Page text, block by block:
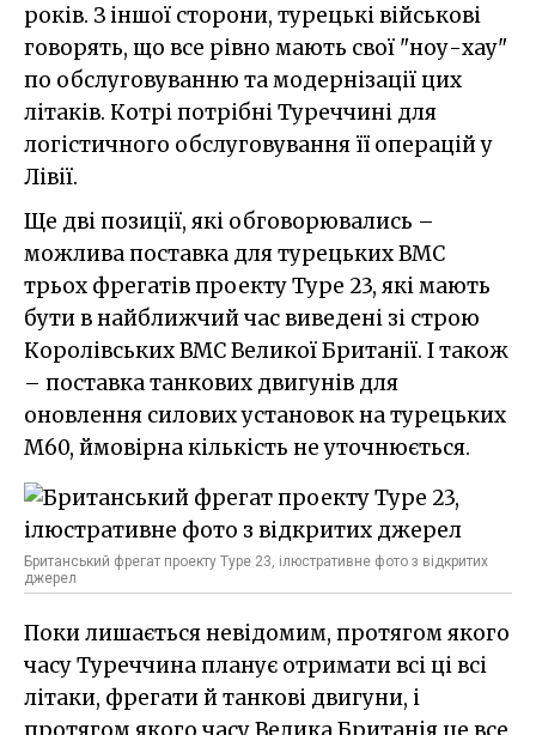
років. З іншої сторони, турецькі військові
говорять, що все рівно мають свої "ноу-хау"
по обслуговуванню та модернізації цих
літаків. Котрі потрібні Туреччині для
логістичного обслуговування її операцій у
Лівії.
Ще дві позиції, які обговорювались –
можлива поставка для турецьких ВМС
трьох фрегатів проекту Type 23, які мають
бути в найближчий час виведені зі строю
Королівських ВМС Великої Британії. І також
– поставка танкових двигунів для
оновлення силових установок на турецьких
M60, ймовірна кількість не уточнюється.
Британський фрегат проекту Type 23, ілюстративне фото з відкритих
джерел
Поки лишається невідомим, протягом якого
часу Туреччина планує отримати всі ці всі
літаки, фрегати й танкові двигуни, і